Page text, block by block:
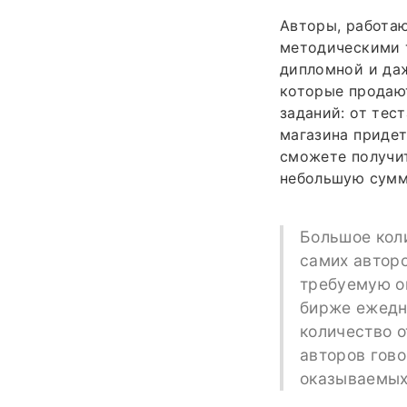
Авторы,
методическими
дипломной и
которые
заданий: от
магазина
сможете
небольшую
Большое
самих
требуемую
бирже
количество
авторов